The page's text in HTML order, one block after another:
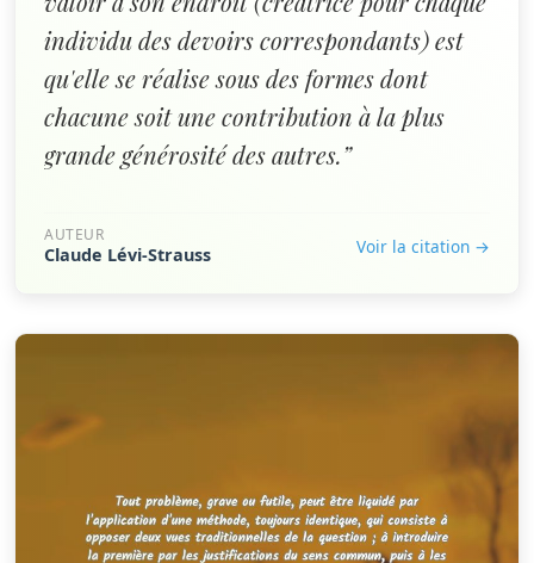
individu des devoirs correspondants) est
qu'elle se réalise sous des formes dont
chacune soit une contribution à la plus
grande générosité des autres.”
AUTEUR
Claude Lévi-Strauss Voir la citation →